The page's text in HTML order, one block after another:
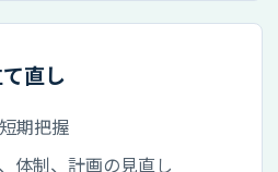
直し
期把握
体制、計画の見直し